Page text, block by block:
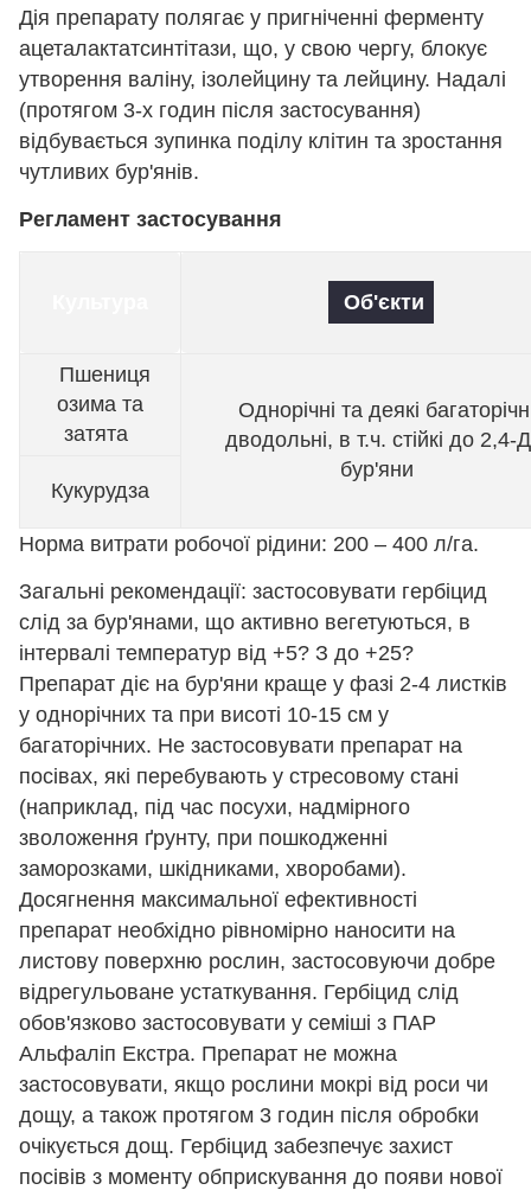
Дія препарату полягає у пригніченні ферменту
ацеталактатсинтітази, що, у свою чергу, блокує
утворення валіну, ізолейцину та лейцину. Надалі
(протягом 3-х годин після застосування)
відбувається зупинка поділу клітин та зростання
чутливих бур'янів.
Регламент застосування
Об'єкти
Пшениця
озима та
затята
Однорічні та деякі
дводольні, в т.ч. стійкі до 2,4-
бур'яни
Кукурудза
Норма витрати робочої рідини: 200 – 400 л/га.
Загальні рекомендації: застосовувати гербіцид
слід за бур'янами, що активно вегетуються, в
інтервалі температур від +5? З до +25?
Препарат діє на бур'яни краще у фазі 2-4 листків
у однорічних та при висоті 10-15 см у
багаторічних. Не застосовувати препарат на
посівах, які перебувають у стресовому стані
(наприклад, під час посухи, надмірного
зволоження ґрунту, при пошкодженні
заморозками, шкідниками, хворобами).
Досягнення максимальної ефективності
препарат необхідно рівномірно наносити на
листову поверхню рослин, застосовуючи добре
відрегульоване устаткування. Гербіцид слід
обов'язково застосовувати у семіші з ПАР
Альфаліп Екстра. Препарат не можна
застосовувати, якщо рослини мокрі від роси чи
дощу, а також протягом 3 годин після обробки
очікується дощ. Гербіцид забезпечує захист
посівів з моменту обприскування до появи нової